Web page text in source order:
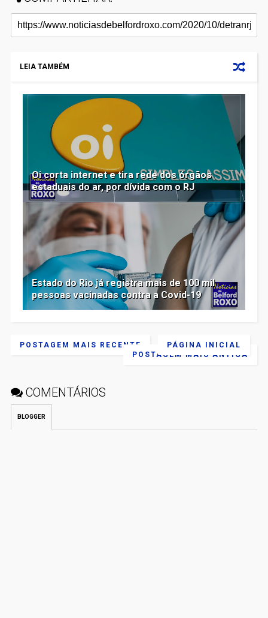
LEIA TAMBÉM
Oi corta internet e tira rede dos órgãos
estaduais do ar, por dívida com o RJ
Estado do Rio já registra mais de 100 mil
pessoas vacinadas contra a Covid-19
POSTAGEM MAIS RECENTE
POSTAGEM MAIS ANTIGA
PÁGINA INICIAL
COMENTÁRIOS
BLOGGER